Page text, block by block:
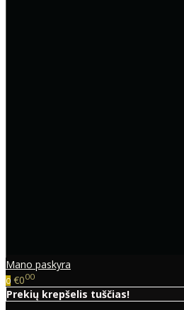
Mano paskyra
0 €000
Prekių krepšelis tuščias!